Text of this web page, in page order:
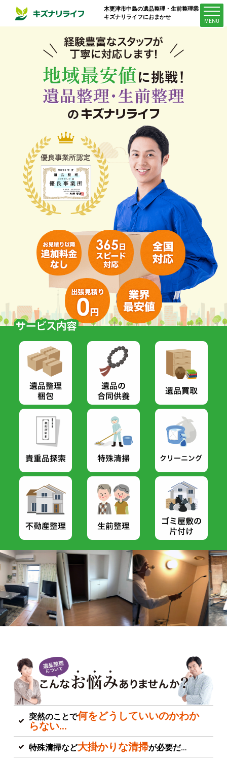
木更津市中島の遺品整理・生前整理業者は
キズナリライフにおまかせ
突然のことで何をどうしていいのかわか
らない…
特殊清掃など大掛かりな清掃が必要だ…